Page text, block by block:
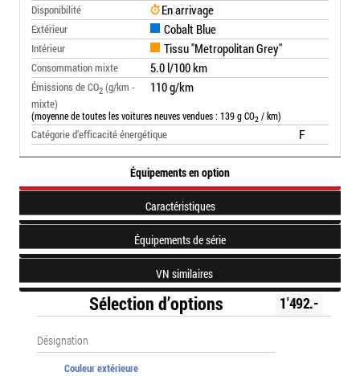
Équipements en option
Caractéristiques
Équipements de série
VN similaires
Sélection d’options 1'492.-
Désignation
Couleur extérieure
Disponibilité En arrivage
Extérieur Cobalt Blue
Intérieur Tissu "Metropolitan Grey"
Consommation mixte 5.0 l/100 km
Émissions de CO2 (g/km -
mixte)
110 g/km
(moyenne de toutes les voitures neuves vendues : 139 g CO2 / km)
Catégorie d’efficacité énergétique F